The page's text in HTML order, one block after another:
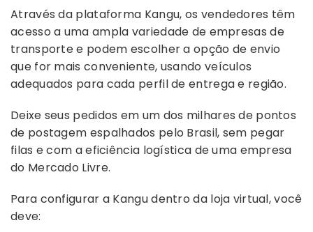
Através da plataforma Kangu, os vendedores têm
acesso a uma ampla variedade de empresas de
transporte e podem escolher a opção de envio
que for mais conveniente, usando veículos
adequados para cada perfil de entrega e região.
Deixe seus pedidos em um dos milhares de pontos
de postagem espalhados pelo Brasil, sem pegar
filas e com a eficiência logística de uma empresa
do Mercado Livre.
Para configurar a Kangu dentro da loja virtual, você
deve: